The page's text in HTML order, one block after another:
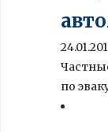
по